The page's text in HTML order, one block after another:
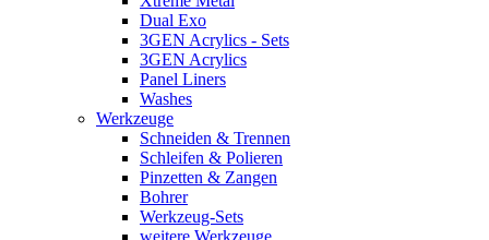
Dual Exo
3GEN Acrylics - Sets
3GEN Acrylics
Panel Liners
Washes
Werkzeuge
Schneiden & Trennen
Schleifen & Polieren
Pinzetten & Zangen
Bohrer
Werkzeug-Sets
weitere Werkzeuge